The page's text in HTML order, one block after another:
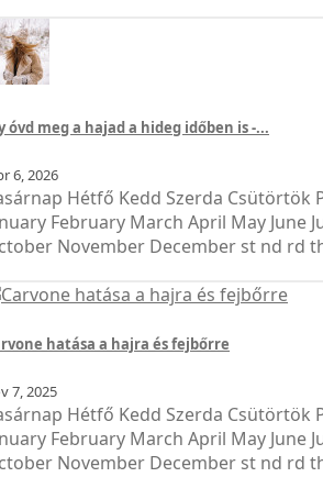
óvd meg a hajad a hideg időben is -...
6, 2026
Hétfő Kedd Szerda Csütörtök
February March April May June
November December st nd rd
hatása a hajra és fejbőrre
7, 2025
Hétfő Kedd Szerda Csütörtök
February March April May June
November December st nd rd